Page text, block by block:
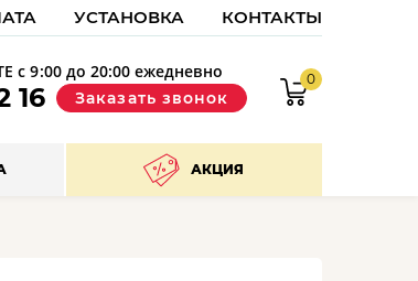
УСТАНОВКА КОНТАКТЫ
с 9:00 до 20:00 ежедневно
16 Заказать звонок
0
АКЦИЯ